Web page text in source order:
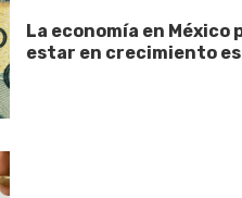
La economía en México
estar en crecimiento